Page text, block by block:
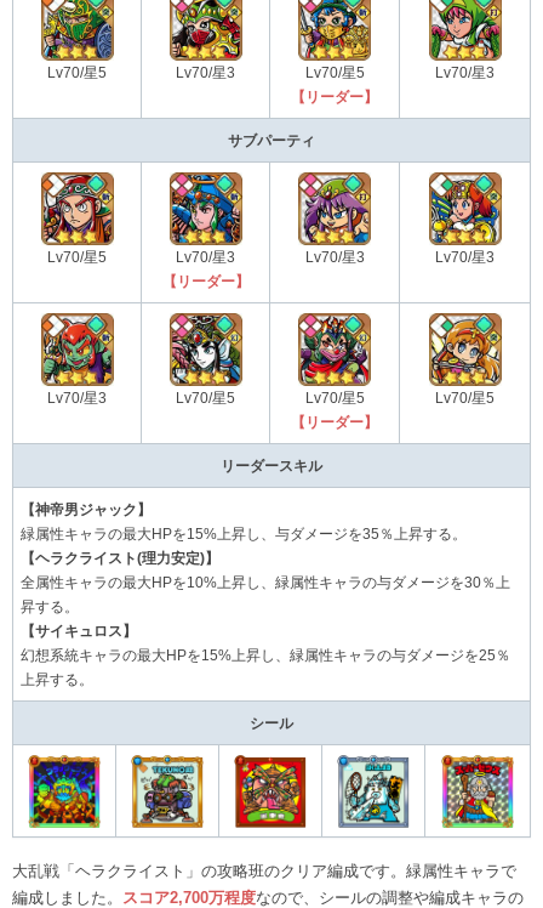
Lv70/星5 Lv70/星3
Lv70/星5
【リーダー】
Lv70/星3
サブパーティ
Lv70/星5
Lv70/星3
【リーダー】
Lv70/星3 Lv70/星3
Lv70/星3 Lv70/星5
Lv70/星5
【リーダー】
Lv70/星5
リーダースキル
【神帝男ジャック】
緑属性キャラの最大HPを15%上昇し、与ダメージを35％上昇する。
【ヘラクライスト(理力安定)】
全属性キャラの最大HPを10%上昇し、緑属性キャラの与ダメージを30％上
昇する。
【サイキュロス】
幻想系統キャラの最大HPを15%上昇し、緑属性キャラの与ダメージを25％
上昇する。
シール
大乱戦「ヘラクライスト」の攻略班のクリア編成です。緑属性キャラで
編成しました。
スコア2,700万程度なので、シールの調整や編成キャラの